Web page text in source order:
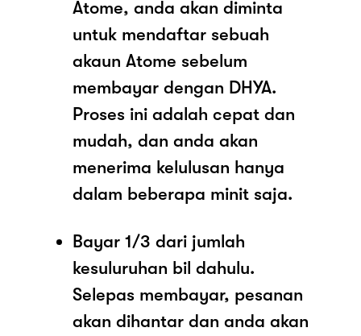
Atome, anda akan diminta
untuk mendaftar sebuah
akaun Atome sebelum
membayar dengan DHYA.
Proses ini adalah cepat dan
mudah, dan anda akan
menerima kelulusan hanya
dalam beberapa minit saja.
Bayar 1/3 dari jumlah
kesuluruhan bil dahulu.
Selepas membayar, pesanan
akan dihantar dan anda akan